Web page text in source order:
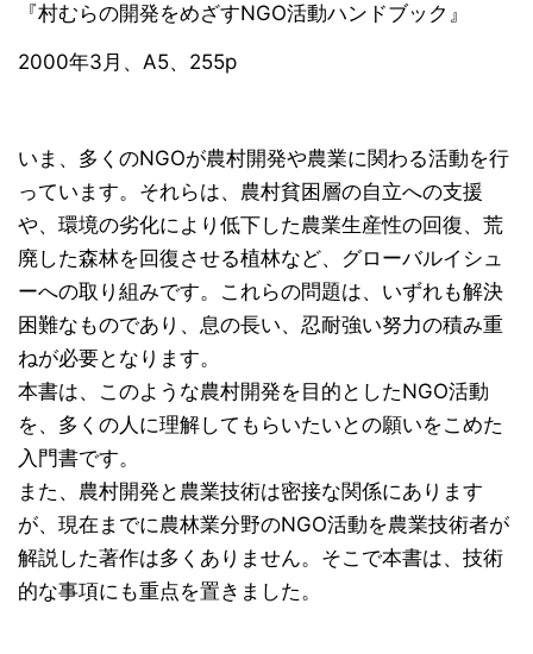
『村むらの開発をめざすNGO活動ハンドブック』
2000年3月、A5、255p
いま、多くのNGOが農村開発や農業に関わる活動を行
っています。それらは、農村貧困層の自立への支援
や、環境の劣化により低下した農業生産性の回復、荒
廃した森林を回復させる植林など、グローバルイシュ
ーへの取り組みです。これらの問題は、いずれも解決
困難なものであり、息の長い、忍耐強い努力の積み重
ねが必要となります。
本書は、このような農村開発を目的としたNGO活動
を、多くの人に理解してもらいたいとの願いをこめた
入門書です。
また、農村開発と農業技術は密接な関係にあります
が、現在までに農林業分野のNGO活動を農業技術者が
解説した著作は多くありません。そこで本書は、技術
的な事項にも重点を置きました。